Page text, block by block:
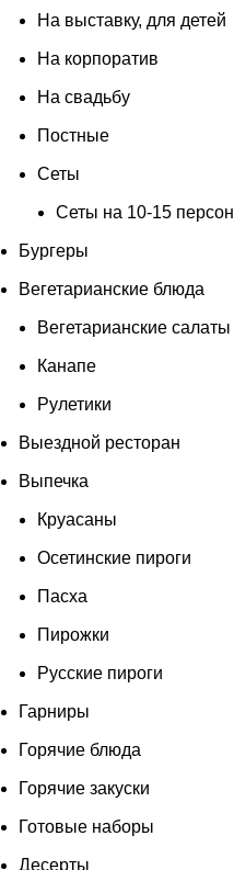
На выставку, для детей
На корпоратив
На свадьбу
Постные
Сеты
Сеты на 10-15 персон
Бургеры
Вегетарианские блюда
Вегетарианские салаты
Канапе
Рулетики
Выездной ресторан
Выпечка
Круасаны
Осетинские пироги
Пасха
Пирожки
Русские пироги
Гарниры
Горячие блюда
Горячие закуски
Готовые наборы
Десерты